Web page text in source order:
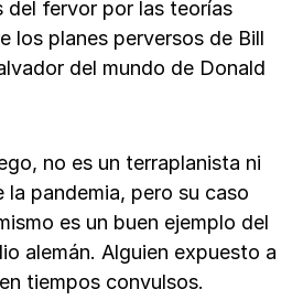
del fervor por las teorías
los planes perversos de Bill
del mundo de Donald
no es un terraplanista ni
la pandemia, pero su caso
es un buen ejemplo del
alemán. Alguien expuesto a
tiempos convulsos.